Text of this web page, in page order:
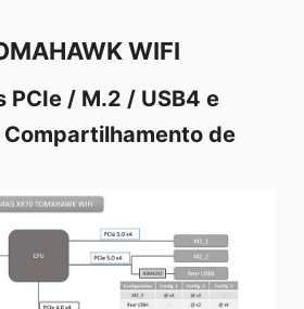
WIFI
PCIe / M.2 / USB4 e
Compartilhamento de